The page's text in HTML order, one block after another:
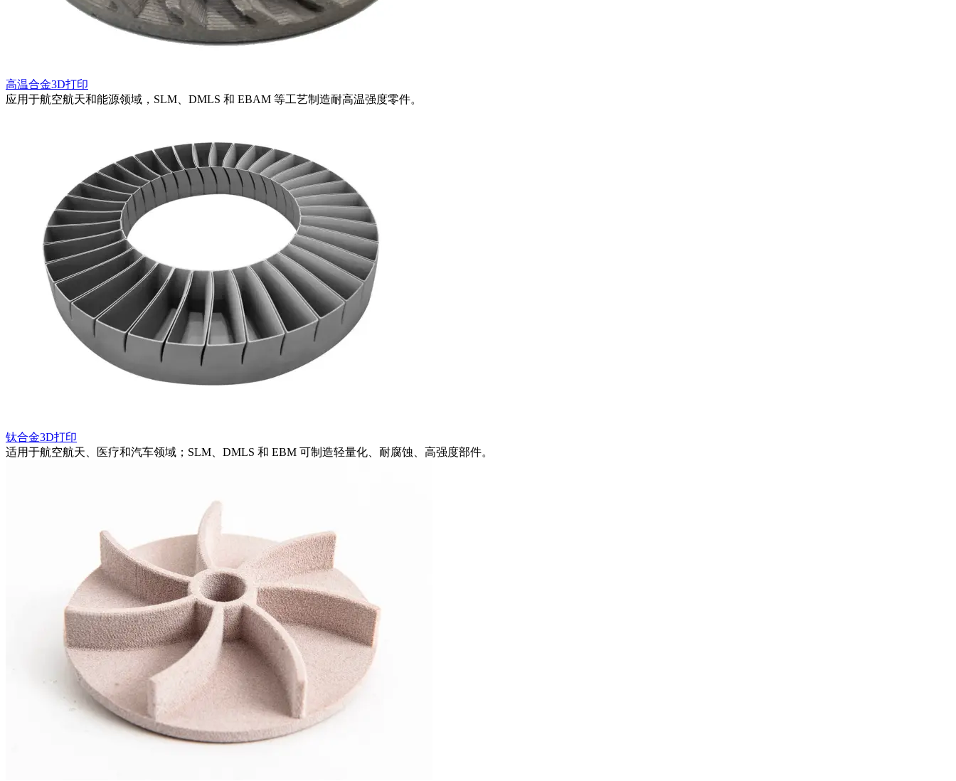
高温合金3D打印
应用于航空航天和能源领域，SLM、DMLS 和 EBAM 等工艺制造耐高温强度零件。
钛合金3D打印
适用于航空航天、医疗和汽车领域；SLM、DMLS 和 EBM 可制造轻量化、耐腐蚀、高强度部件。